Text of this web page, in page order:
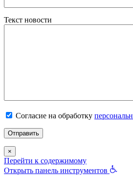
Текст новости
Согласие на обработку
×
Перейти к содержимому
Открыть панель инструментов